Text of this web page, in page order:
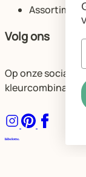
Volg ons
Op onze socials